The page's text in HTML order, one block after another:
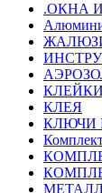
.ОКНА
КЛЕЯ
КЛЮЧИ